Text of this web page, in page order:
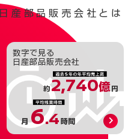
日産部品販売会社とは
数字で見る
日産部品販売会社
約 2,740億 円
月 6.4 時間